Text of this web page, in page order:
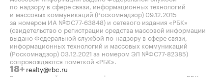
по надзору в сфере связи, информационных технологий
и массовых коммуникаций (Роскомнадзор) 09.12.2015
за номером ИА №ФС77-63848) и сетевого издания «РБК»
(свидетельство о регистрации средства массовой информации
выдано Федеральной службой по надзору в сфере связи,
информационных технологий и массовых коммуникаций
(Роскомнадзор) 03.12.2021 за номером ЭЛ №ФС77-82385)
сопровождаются пометкой «РБК».
18+ realty@rbc.ru